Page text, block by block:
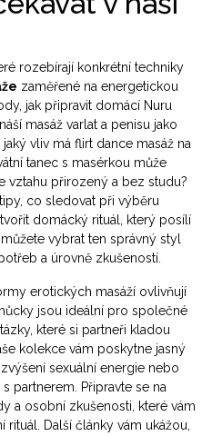
rozebírají konkrétní techniky
zaměřené na energetickou
jak připravit domácí Nuru
masáž varlat a penisu jako
vliv má flirt dance masáž na
tanec s masérkou může
vztahu přirozený a bez studu?
co sledovat při výběru
domácký rituál, který posílí
vybrat ten správný styl
a úrovně zkušeností.
erotických masáží ovlivňují
jsou ideální pro společné
které si partneři kladou
kolekce vám poskytne jasný
sexuální energie nebo
partnerem. Připravte se na
a osobní zkušenosti, které vám
Další články vám ukážou,